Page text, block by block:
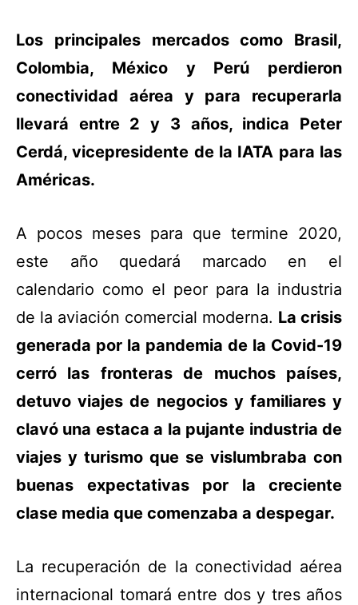
Los principales mercados como Brasil,
Colombia, México y Perú perdieron
conectividad aérea y para recuperarla
llevará entre 2 y 3 años, indica Peter
Cerdá, vicepresidente de la IATA para las
Américas.
A pocos meses para que termine 2020,
este año quedará marcado en el
calendario como el peor para la industria
de la aviación comercial moderna. La crisis
generada por la pandemia de la Covid-19
cerró las fronteras de muchos países,
detuvo viajes de negocios y familiares y
clavó una estaca a la pujante industria de
viajes y turismo que se vislumbraba con
buenas expectativas por la creciente
clase media que comenzaba a despegar.
La recuperación de la conectividad aérea
internacional tomará entre dos y tres años